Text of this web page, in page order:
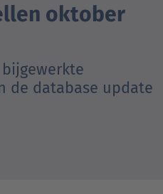
oktober
de database update